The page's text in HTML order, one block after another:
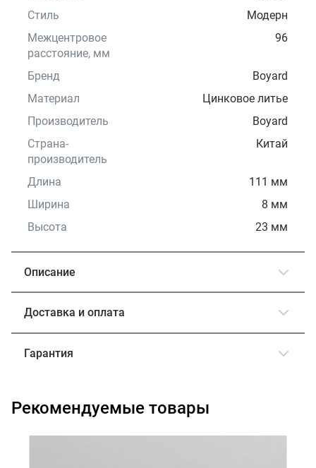
Стиль
Модерн
Межцентровое
расстояние, мм
96
Бренд
Boyard
Материал
Цинковое литье
Производитель
Boyard
Страна-
производитель
Китай
Длина
111 мм
Ширина
8 мм
Высота
23 мм
Описание
Доставка и оплата
Гарантия
Рекомендуемые товары